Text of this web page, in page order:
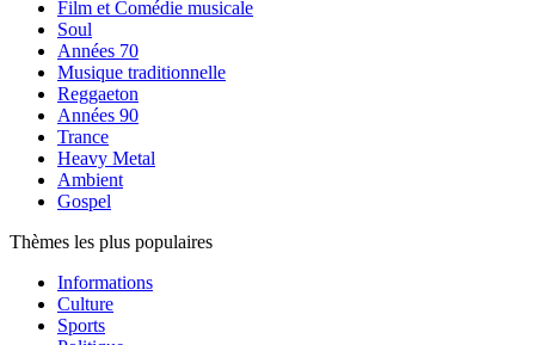
Film et Comédie musicale
Soul
Années 70
Musique traditionnelle
Reggaeton
Années 90
Trance
Heavy Metal
Ambient
Gospel
Thèmes les plus populaires
Informations
Culture
Sports